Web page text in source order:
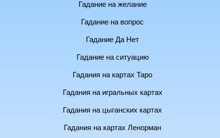
Гадание на желание
Гадание на вопрос
Гадание Да Нет
Гадание на ситуацию
Гадания на картах Таро
Гадания на игральных картах
Гадания на цыганских картах
Гадания на картах Ленорман